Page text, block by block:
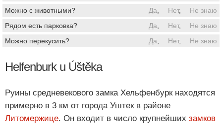
Можно с животными? Да Нет,
Не знаю
Рядом есть парковка?
Да Нет,
Не знаю
Можно перекусить?
Да Нет, Не знаю
Helfenburk u Úštěka
Руины средневекового замка Хельфенбурк находятся
примерно в 3 км от города Уштек в районе
Литомержице. Он входит в число крупнейших замков